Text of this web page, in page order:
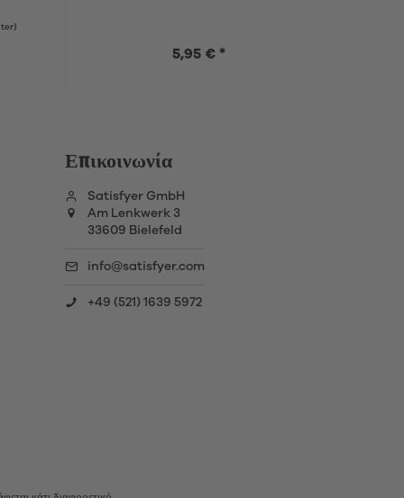
5,95 € *
Επικοινωνία
Satisfyer GmbH
Am Lenkwerk 3
33609 Bielefeld
info@satisfyer.com
+49 (521) 1639 5972